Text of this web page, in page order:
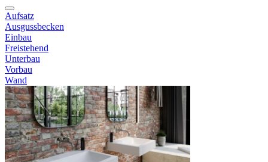
Aufsatz
Ausgussbecken
Einbau
Freistehend
Unterbau
Vorbau
Wand